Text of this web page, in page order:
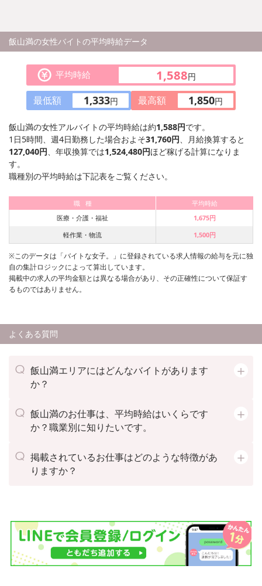
不動産銀座ビ
東京メトロ日
「東銀座」駅
座線「銀座」
都営大江戸線
口より徒歩3分
JR「新橋」駅
飯山満の女性バイトの平均時給データ
平均時給 1,588円
最低額 1,333円 最高額 1,850円
飯山満の女性アルバイトの平均時給は約1,588円です。
1日5時間、週4日勤務した場合およそ31,760円 、月給換算すると
127,040円 、年収換算では1,524,480円ほど稼げる計算になりま
す。
職種別の平均時給は下記表をご覧ください。
職 種
平均時給
医療・介護・福祉
1,675円
軽作業・物流
1,500円
※このデータは「バイトな女子。」に登録されている求人情報の給与を元に独
自の集計ロジックによって算出しています。
掲載中の求人の平均金額とは異なる場合があり、その正確性について保証す
るものではありません。
よくある質問
飯山満エリアにはどんなバイトがあります
か？
飯山満のお仕事は、平均時給はいくらです
か？職業別に知りたいです。
掲載されているお仕事はどのような特徴があ
りますか？